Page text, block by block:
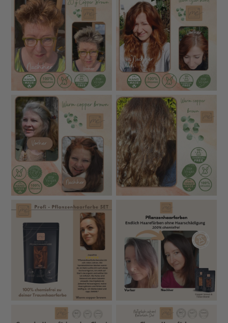
Warum Pflanzenhaarfarbe von THATS ME
ORGANIC so besonders ist
Unsere Bio-Pflanzenhaarfarben gehören zu den
reinsten und hochwertigsten am Markt – entwickelt für
Menschen, die kompromisslose Profi-Qualität für ihre
Haare und ihre Gesundheit möchten.
100 % Bio-zertifizierte Inhaltsstoffe– ohne
synthetische Farbpigmente, ohne Zusätze
Ultra-feine Vermahlung
(puderfein) fürintensivere
Farbe, bessere Haftung & besondersleichtes &
sanftes Auftragen
Keine Vorpigmentierung nötig – volle Deckkraft
auch bei grauem Haar
Maximale Sicherheit
: Jede Zutat wird
auf
Schwermetalle, Pestizide & Mikrobiologie geprüft
Lebensmittelstandard-Qualität
– alles analysiert &
rückverfolgbar
Ohne Kräutermischungen
, die oft Allergien
auslösen – wir setzen auf
reine pflanzliche
Farbkräfte
Dezenter Geruch– Kundinnen berichten, sie
bekommen
keine Kopfschmerzen
Hergestellt in Deutschland– verantwortungsvoll &
Für gesunde Farben, sichtbar gepflegtes Haar und